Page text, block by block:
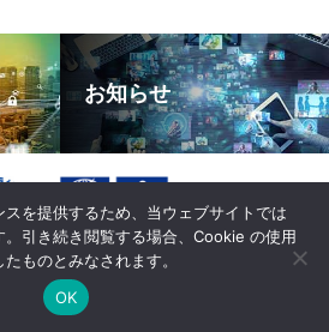
お知らせ
ネット株式会社 All Rights Reserved.
スを提供するため、当ウェブサイトでは
引き続き閲覧する場合、Cookie の使用
たものとみなされます。
OK